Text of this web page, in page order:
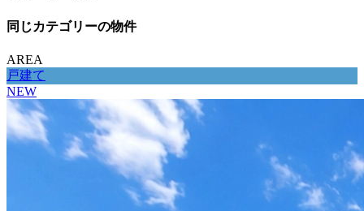
同じカテゴリーの物件
AREA
戸建て
NEW